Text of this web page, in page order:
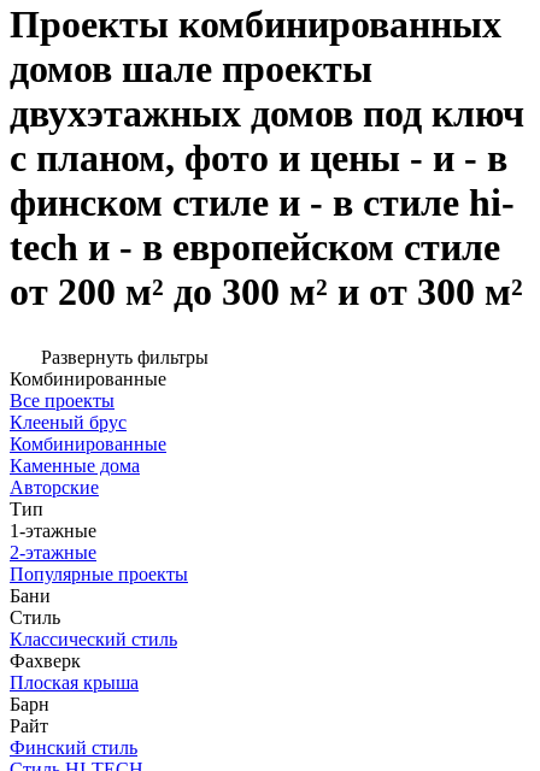
Проекты комбинированных
домов шале проекты
двухэтажных домов под ключ
с планом, фото и цены - и - в
финском стиле и - в стиле hi-
tech и - в европейском стиле
от 200 м² до 300 м² и от 300 м²
Развернуть фильтры
Комбинированные
Все проекты
Клееный брус
Комбинированные
Каменные дома
Авторские
Тип
1-этажные
2-этажные
Популярные проекты
Бани
Стиль
Классический стиль
Фахверк
Плоская крыша
Барн
Райт
Финский стиль